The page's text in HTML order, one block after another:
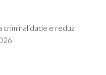
criminalidade e reduz